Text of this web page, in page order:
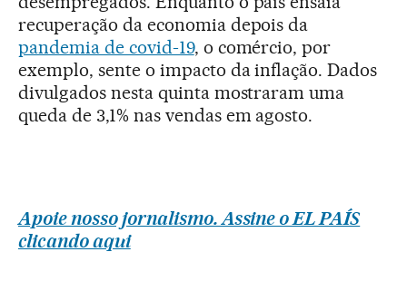
recuperação da economia depois da
pandemia de covid-19, o comércio, por
exemplo, sente o impacto da inflação. Dados
divulgados nesta quinta mostraram uma
queda de 3,1% nas vendas em agosto.
Apoie nosso jornalismo. Assine o EL PAÍS
clicando aqui